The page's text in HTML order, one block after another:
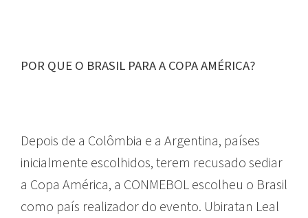
POR QUE O BRASIL PARA A COPA AMÉRICA?
Depois de a Colômbia e a Argentina, países
inicialmente escolhidos, terem recusado sediar
a Copa América, a CONMEBOL escolheu o Brasil
como país realizador do evento. Ubiratan Leal